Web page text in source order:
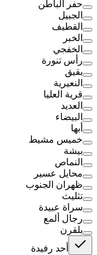
حفر الباطن
الجبيل
القطيف
الخبر
الخفجي
رأس تنورة
بقيق
النعيرية
قرية العليا
العديد
البيضاء
أبها
خميس مشيط
بيشة
النماص
محايل عسير
ظهران الجنوب
تثليث
سراة عبيدة
رجال ألمع
بلقرن
أحد رفيدة